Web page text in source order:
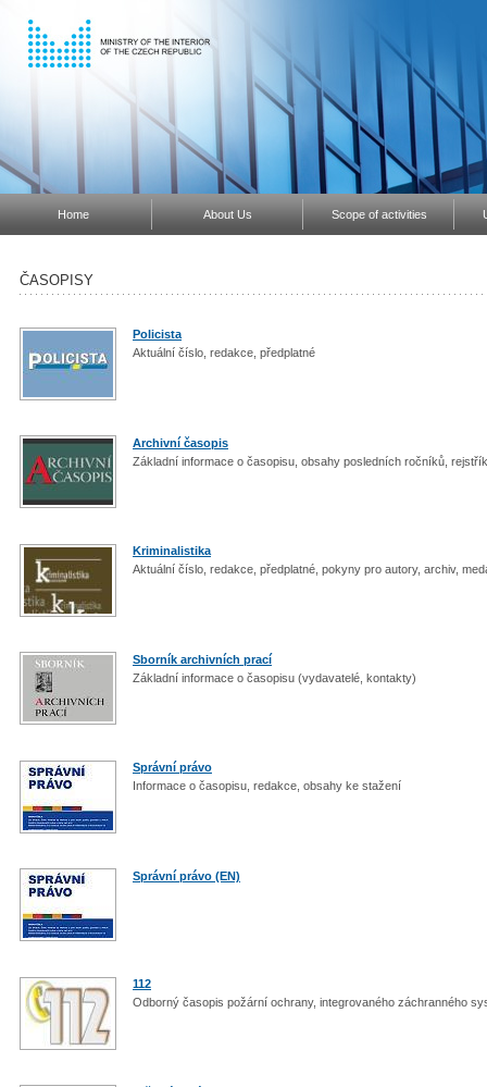
Home About Us Scope of activities
ČASOPISY
Policista
Aktuální číslo, redakce, předplatné
Archivní časopis
Základní informace o časopisu, obsahy posledních ročníků,
Kriminalistika
Aktuální číslo, redakce, předplatné, pokyny pro autory, archiv,
Sborník archivních prací
Základní informace o časopisu (vydavatelé, kontakty)
Správní právo
Informace o časopisu, redakce, obsahy ke stažení
Správní právo (EN)
112
Odborný časopis požární ochrany, integrovaného záchranného